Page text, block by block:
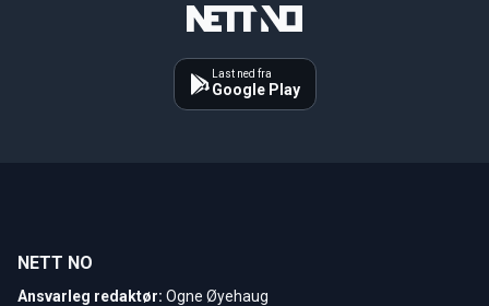
Last ned fra
Google Play
NETT NO
Ansvarleg redaktør: Ogne Øyehaug